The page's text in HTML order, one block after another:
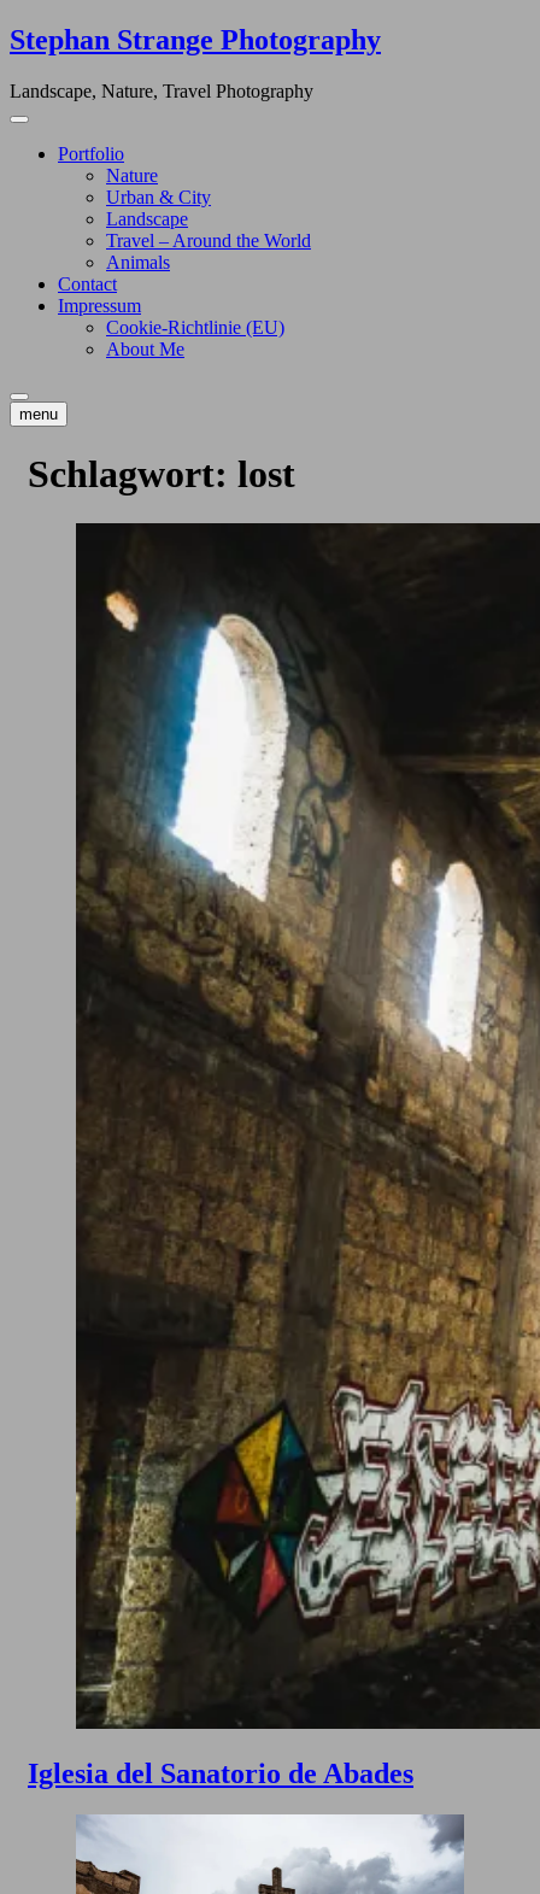
Skip
to
Stephan Strange Photography
Landscape, Nature, Travel Photography
Portfolio
Nature
Urban & City
Landscape
Travel – Around the World
Animals
Contact
Impressum
Cookie-Richtlinie (EU)
About Me
menu
Schlagwort: lost
Iglesia del Sanatorio de Abades